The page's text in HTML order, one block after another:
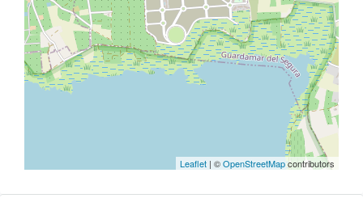
Leaflet | ©OpenStreetMapcontributors